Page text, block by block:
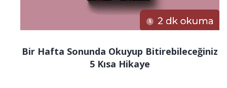
Bir Hafta Sonunda Okuyup Bitirebileceğiniz
5 Kısa Hikaye